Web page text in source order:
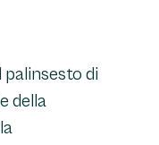
di
della